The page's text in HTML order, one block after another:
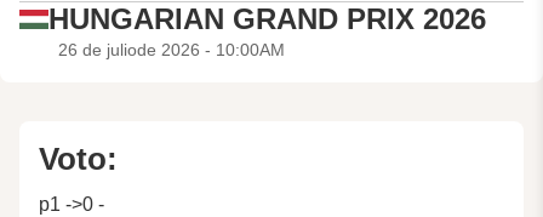
HUNGARIAN GRAND PRIX 2026
26 de juliode 2026 - 10:00AM
Voto:
p1 ->0 -